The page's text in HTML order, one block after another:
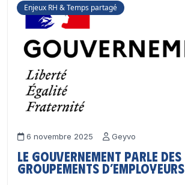
Enjeux RH & Temps partagé
6 novembre 2025 Geyvo
Le Gouvernement parle des
groupements d’employeurs